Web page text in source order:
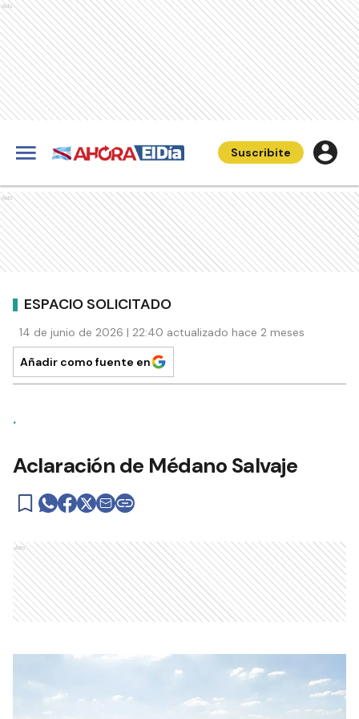
Ads
Suscribite
Ads
ESPACIO SOLICITADO
14 de junio de 2026 | 22:40 actualizado hace 2 meses
Añadir como fuente en
.
Aclaración de Médano Salvaje
Ads